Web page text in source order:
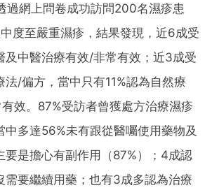
過網上問卷成功訪問200名濕疹患
度至嚴重濕疹，結果發現，近6成受
及中醫治療有效/非常有效；近3成受
法/偏方，當中只有11%認為自然療
效。87%受訪者曾獲處方治療濕疹
中多達56%未有跟從醫囑使用藥物及
要是擔心有副作用（87%）；4成認
需要繼續用藥；也有3成多認為治療